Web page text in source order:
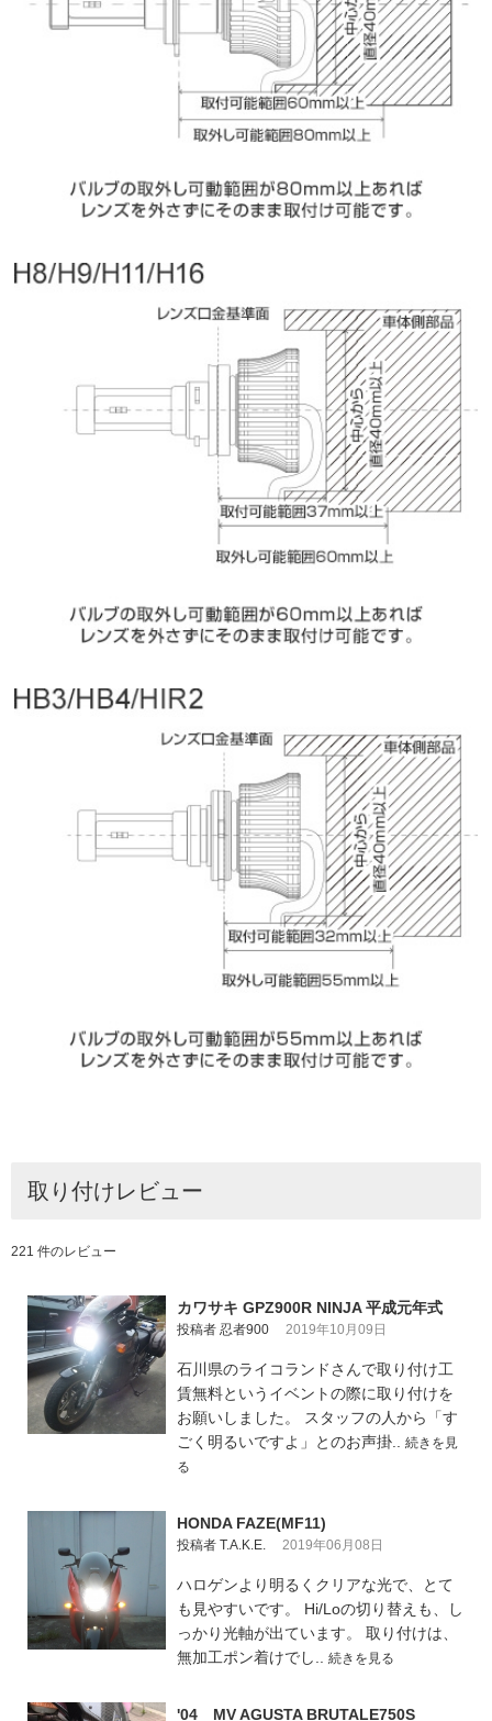
取り付けレビュー
221 件のレビュー
カワサキ GPZ900R NINJA 平成元年式
投稿者 忍者900 2019年10月09日
石川県のライコランドさんで取り付け工
賃無料というイベントの際に取り付けを
お願いしました。 スタッフの人から「す
ごく明るいですよ」とのお声掛.. 続きを見
る
HONDA FAZE(MF11)
投稿者 T.A.K.E. 2019年06月08日
ハロゲンより明るくクリアな光で、とて
も見やすいです。 Hi/Loの切り替えも、し
っかり光軸が出ています。 取り付けは、
無加工ポン着けでし.. 続きを見る
'04 MV AGUSTA BRUTALE750S